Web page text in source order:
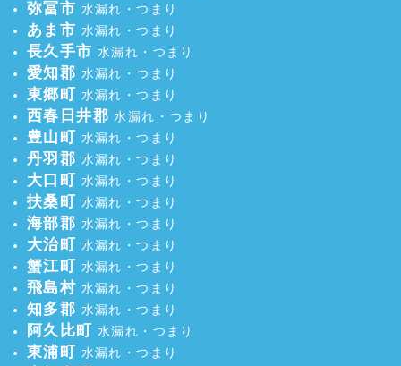
弥冨市 水漏れ・つまり
あま市 水漏れ・つまり
長久手市 水漏れ・つまり
愛知郡 水漏れ・つまり
東郷町 水漏れ・つまり
西春日井郡 水漏れ・つまり
豊山町 水漏れ・つまり
丹羽郡 水漏れ・つまり
大口町 水漏れ・つまり
扶桑町 水漏れ・つまり
海部郡 水漏れ・つまり
大治町 水漏れ・つまり
蟹江町 水漏れ・つまり
飛島村 水漏れ・つまり
知多郡 水漏れ・つまり
阿久比町 水漏れ・つまり
東浦町 水漏れ・つまり